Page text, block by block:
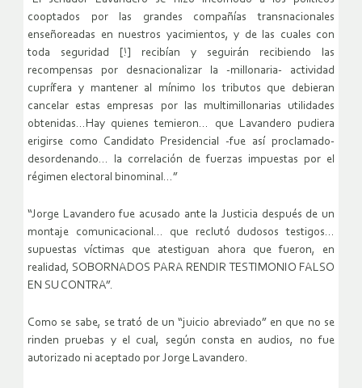
cooptados por las grandes compañías transnacionales
enseñoreadas en nuestros yacimientos, y de las cuales con
toda seguridad [!] recibían y seguirán recibiendo las
recompensas por desnacionalizar la -millonaria- actividad
cuprífera y mantener al mínimo los tributos que debieran
cancelar estas empresas por las multimillonarias utilidades
obtenidas…Hay quienes temieron… que Lavandero pudiera
erigirse como Candidato Presidencial -fue así proclamado-
desordenando… la correlación de fuerzas impuestas por el
régimen electoral binominal…”
“Jorge Lavandero fue acusado ante la Justicia después de un
montaje comunicacional… que reclutó dudosos testigos…
supuestas víctimas que atestiguan ahora que fueron, en
realidad, SOBORNADOS PARA RENDIR TESTIMONIO FALSO
EN SU CONTRA”.
Como se sabe, se trató de un “juicio abreviado” en que no se
rinden pruebas y el cual, según consta en audios, no fue
autorizado ni aceptado por Jorge Lavandero.